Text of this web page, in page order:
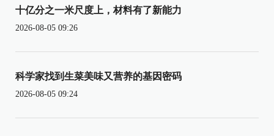
十亿分之一米尺度上，材料有了新能力
2026-08-05 09:26
科学家找到生菜美味又营养的基因密码
2026-08-05 09:24